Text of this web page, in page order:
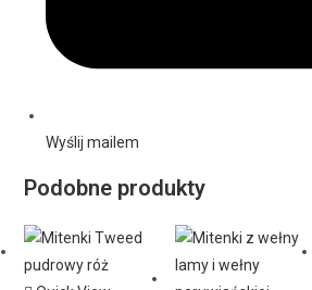
Wyślij mailem
Podobne produkty